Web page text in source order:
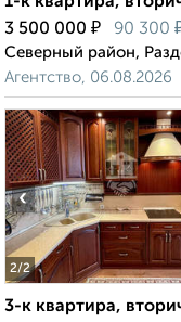
3 500 000 ₽ 90 300
Северный район,
Агентство, 06.08.2026
2/2
‹
3-к квартира,